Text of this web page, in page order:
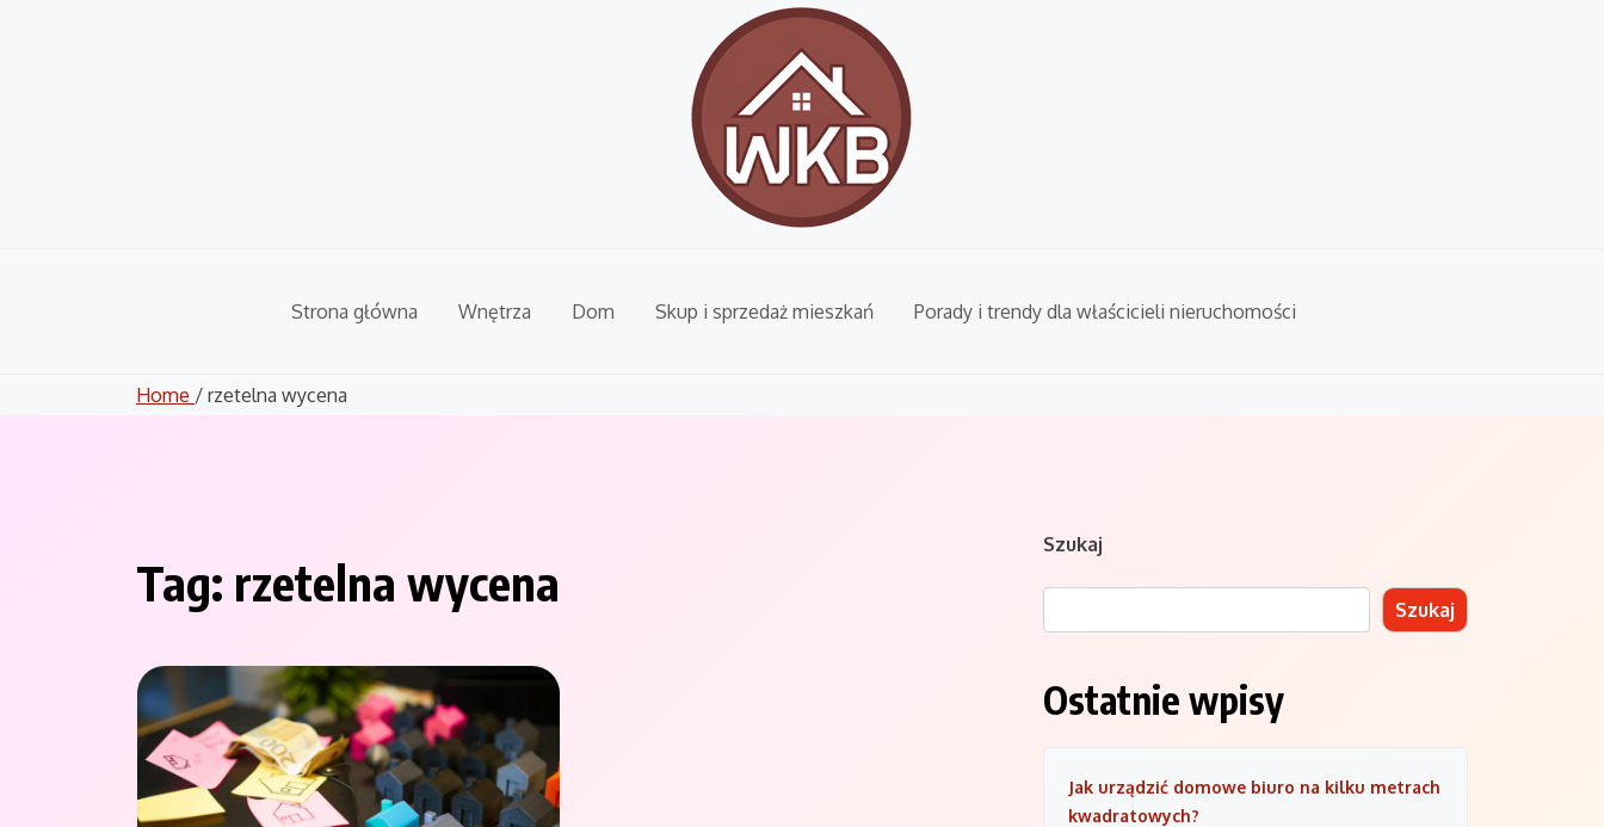
Strona główna Wnętrza Dom Skup i sprzedaż mieszkań Porady i trendy dla właścicieli nieruchomości
Home / rzetelna wycena
Tag: rzetelna wycena
Szukaj
Szukaj
Ostatnie wpisy
Jak urządzić domowe biuro na kilku metrach
kwadratowych?